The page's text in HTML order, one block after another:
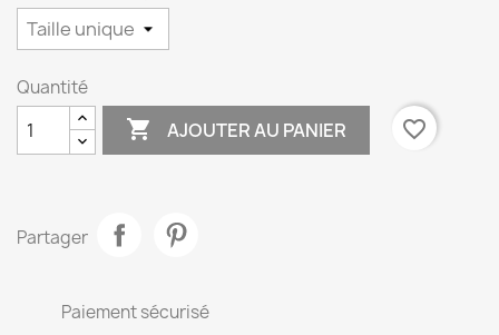
Quantité
 AJOUTER AU PANIER favorite_border
Partager
Paiement sécurisé